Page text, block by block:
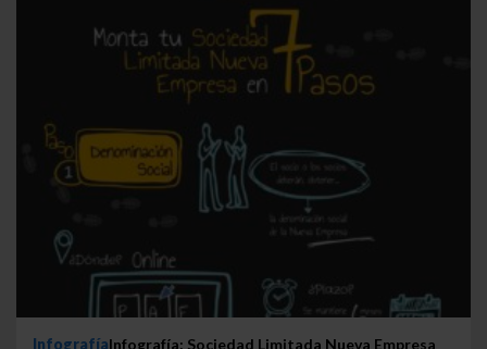
InfografíaInfografía: Sociedad Limitada Nueva Empresa